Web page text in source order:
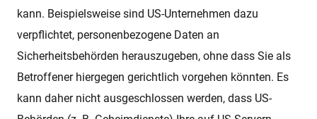
kann. Beispielsweise sind US-Unternehmen dazu
verpflichtet, personenbezogene Daten an
Sicherheitsbehörden herauszugeben, ohne dass Sie als
Betroffener hiergegen gerichtlich vorgehen könnten. Es
kann daher nicht ausgeschlossen werden, dass US-